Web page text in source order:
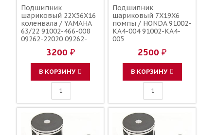
Подшипник
шариковый 22X56X16
коленвала / YAMAHA
63/22 91002-466-008
09262-22020 09262-
09262-22025 92045-
1209 91002-KY4-901
3200 ₽
В КОРЗИНУ
Подшипник
шариковый 7X19X6
помпы / HONDA 91002-
KA4-004 91002-KA4-
005
2500 ₽
В КОРЗИНУ